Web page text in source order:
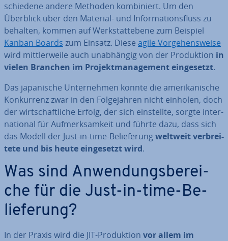
schie­de­ne andere Methoden kom­bi­niert. Um den
Überblick über den Material- und In­for­ma­ti­ons­fluss zu
behalten, kommen auf Werk­statt­ebe­ne zum Beispiel
Kanban Boards zum Einsatz. Diese agile Vor­ge­hens­wei­se
wird mitt­ler­wei­le auch un­ab­hän­gig von der Pro­duk­ti­on in
vielen Branchen im Pro­jekt­ma­nage­ment ein­ge­setzt.
Das ja­pa­ni­sche Un­ter­neh­men konnte die ame­ri­ka­ni­sche
Kon­kur­renz zwar in den Fol­ge­jah­ren nicht einholen, doch
der wirt­schaft­li­che Erfolg, der sich ein­stell­te, sorgte in­ter­
na­tio­nal für Auf­merk­sam­keit und führte dazu, dass sich
das Modell der Just-in-time-Be­lie­fe­rungweltweit ver­brei­
te­te und bis heute ein­ge­setzt wird.
Was sind An­wen­dungs­be­rei­
che für die Just-in-time-Be­
lie­fe­rung?
In der Praxis wird die JIT-Pro­duk­ti­on vor allem im